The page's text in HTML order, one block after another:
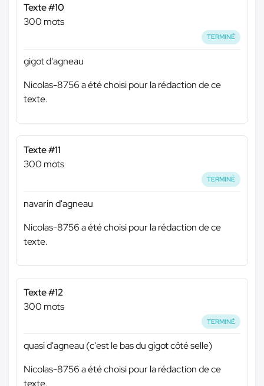
Texte #10
300 mots
TERMINÉ
gigot d'agneau
Nicolas-8756 a été choisi pour la rédaction de ce
texte.
Texte #11
300 mots
TERMINÉ
navarin d'agneau
Nicolas-8756 a été choisi pour la rédaction de ce
texte.
Texte #12
300 mots
TERMINÉ
quasi d'agneau (c'est le bas du gigot côté selle)
Nicolas-8756 a été choisi pour la rédaction de ce
texte.